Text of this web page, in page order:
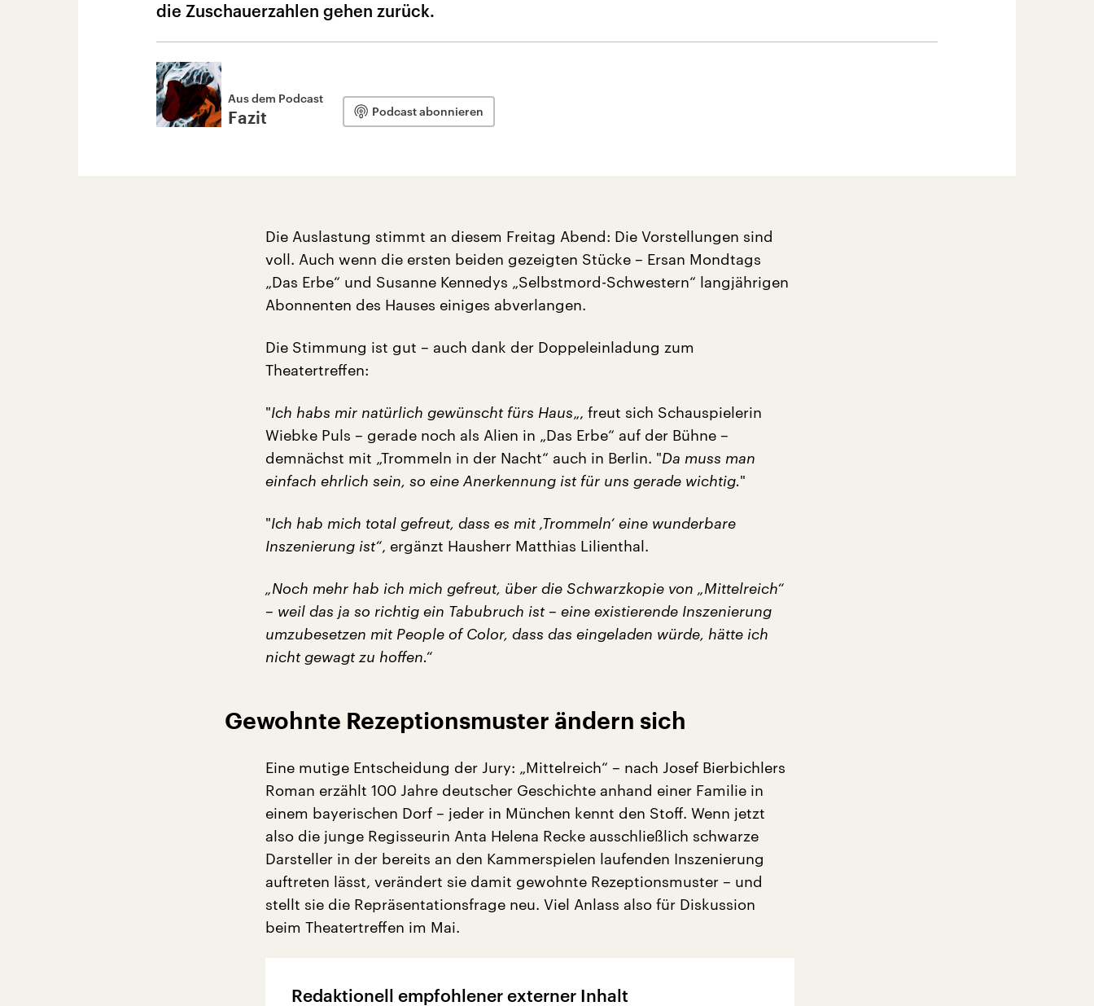
die Zuschauerzahlen gehen zurück.
Aus dem Podcast
Fazit Podcast abonnieren
Die Auslastung stimmt an diesem Freitag Abend: Die Vorstellungen sind
voll. Auch wenn die ersten beiden gezeigten Stücke – Ersan Mondtags
„Das Erbe“ und Susanne Kennedys „Selbstmord-Schwestern“ langjährigen
Abonnenten des Hauses einiges abverlangen.
Die Stimmung ist gut – auch dank der Doppeleinladung zum
Theatertreffen:
"Ich habs mir natürlich gewünscht fürs Haus„, freut sich Schauspielerin
Wiebke Puls – gerade noch als Alien in „Das Erbe“ auf der Bühne –
demnächst mit „Trommeln in der Nacht“ auch in Berlin. "Da muss man
einfach ehrlich sein, so eine Anerkennung ist für uns gerade wichtig."
"Ich hab mich total gefreut, dass es mit ‚Trommeln‘ eine wunderbare
Inszenierung ist“, ergänzt Hausherr Matthias Lilienthal.
„Noch mehr hab ich mich gefreut, über die Schwarzkopie von „Mittelreich“
– weil das ja so richtig ein Tabubruch ist – eine existierende Inszenierung
umzubesetzen mit People of Color, dass das eingeladen würde, hätte ich
nicht gewagt zu hoffen.“
Gewohnte Rezeptionsmuster ändern sich
Eine mutige Entscheidung der Jury: „Mittelreich“ – nach Josef Bierbichlers
Roman erzählt 100 Jahre deutscher Geschichte anhand einer Familie in
einem bayerischen Dorf – jeder in München kennt den Stoff. Wenn jetzt
also die junge Regisseurin Anta Helena Recke ausschließlich schwarze
Darsteller in der bereits an den Kammerspielen laufenden Inszenierung
auftreten lässt, verändert sie damit gewohnte Rezeptionsmuster – und
stellt sie die Repräsentationsfrage neu. Viel Anlass also für Diskussion
beim Theatertreffen im Mai.
Redaktionell empfohlener externer Inhalt